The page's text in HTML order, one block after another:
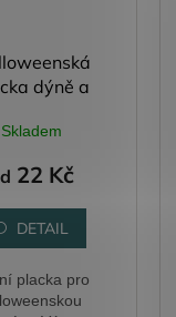
dýně a
Skladem
22 Kč
DETAIL
placka pro